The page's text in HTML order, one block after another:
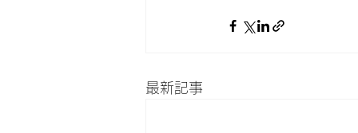
最新記事